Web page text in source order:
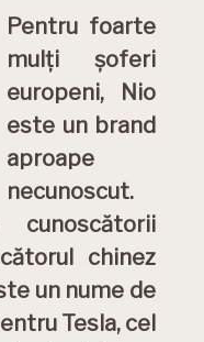
Pentru foarte
mulți șoferi
europeni, Nio
este un brand
aproape
necunoscut.
chinez
un nume de
Tesla, cel